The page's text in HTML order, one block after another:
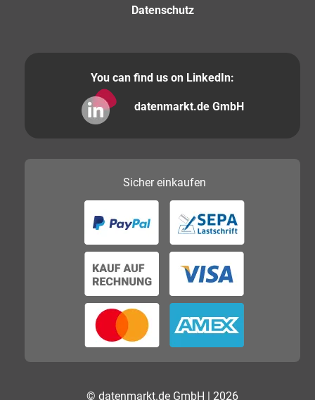
Datenschutz
You can find us on LinkedIn:
datenmarkt.de GmbH
Sichereinkaufen
© datenmarkt.de GmbH | 2026